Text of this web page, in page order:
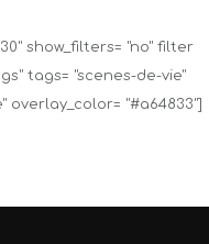
show_filters= "no" filter
tags= "scenes-de-vie"
overlay_color= "#a64833"]